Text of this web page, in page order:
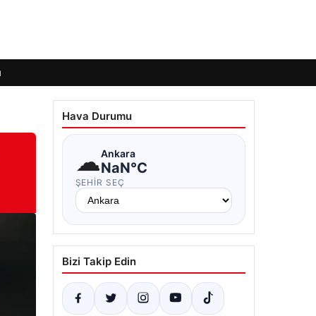
Hava Durumu
☁Ankara
NaN°C
ŞEHIR SEÇ
Bizi Takip Edin